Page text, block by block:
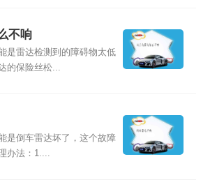
不响
是雷达检测到的障碍物太低
的保险丝松...
是倒车雷达坏了，这个故障
办法：1....